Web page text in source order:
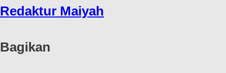
Redaktur Maiyah
Bagikan